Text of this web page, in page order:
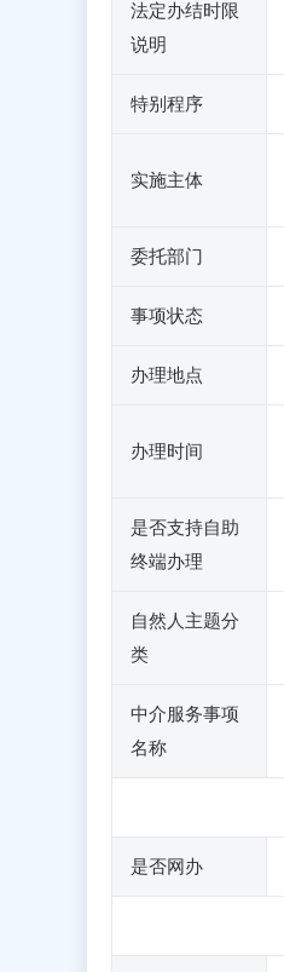
法定办结时限
说明
特别程序
实施主体
委托部门
事项状态
办理地点
办理时间
是否支持自助
终端办理
自然人主题分
类
中介服务事项
名称
是否网办